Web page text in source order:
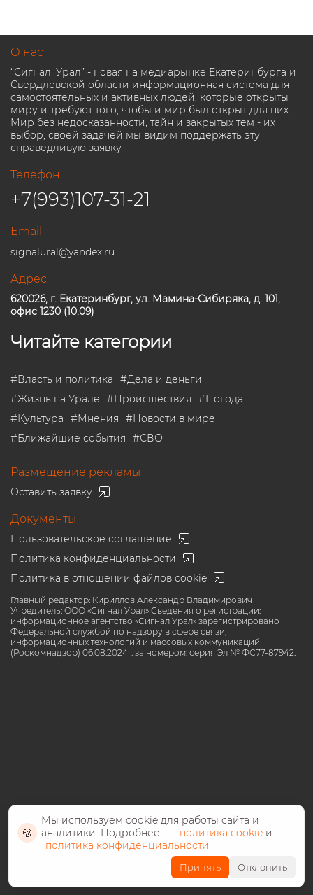
О нас
“Сигнал. Урал” - новая на медиарынке Екатеринбурга и
Свердловской области информационная система для
самостоятельных и активных людей, которые открыты
миру и требуют того, чтобы и мир был открыт для них.
Мир без недосказанности, тайн и закрытых тем - их
выбор, своей задачей мы видим поддержать эту
справедливую заявку
Телефон
+7(993)107-31-21
Email
signalural@yandex.ru
Адрес
620026, г. Екатеринбург, ул. Мамина-Сибиряка, д. 101,
офис 1230 (10.09)
Читайте категории
#Власть и политика #Дела и деньги
#Жизнь на Урале #Происшествия #Погода
#Культура #Мнения #Новости в мире
#Ближайшие события #СВО
Размещение рекламы
Оставить заявку
Документы
Пользовательское соглашение
Политика конфиденциальности
Политика в отношении файлов cookie
Главный редактор: Кириллов Александр Владимирович
Учредитель: ООО «Сигнал Урал» Сведения о регистрации:
информационное агентство «Сигнал Урал» зарегистрировано
Федеральной службой по надзору в сфере связи,
информационных технологий и массовых коммуникаций
(Роскомнадзор) 06.08.2024г. за номером: серия Эл № ФС77-87942.
©️ СМИ «Сигнал Урал» все права защищены 2024, 18+ возрастное
ограничение
🍪
Мы используем cookie для работы сайта и
аналитики. Подробнее —
политика cookie и
политика конфиденциальности.
Принять Отклонить